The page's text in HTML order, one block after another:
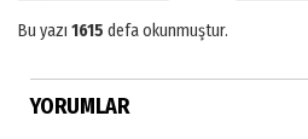
Bu yazı 1615 defa okunmuştur.
YORUMLAR